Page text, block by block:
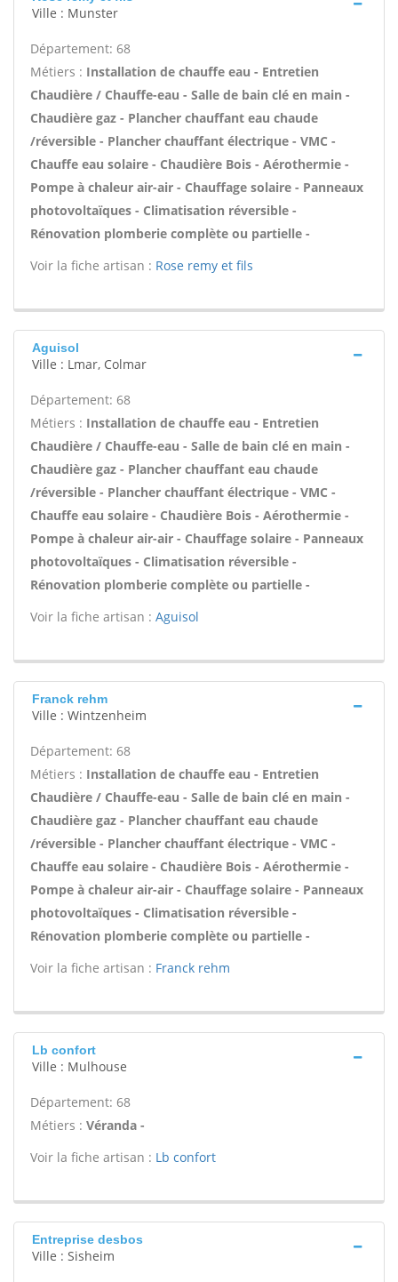
Ville : Munster
Département: 68
Métiers : Installation de chauffe eau - Entretien
Chaudière / Chauffe-eau - Salle de bain clé en main -
Chaudière gaz - Plancher chauffant eau chaude
/réversible - Plancher chauffant électrique - VMC -
Chauffe eau solaire - Chaudière Bois - Aérothermie -
Pompe à chaleur air-air - Chauffage solaire - Panneaux
photovoltaïques - Climatisation réversible -
Rénovation plomberie complète ou partielle -
Voir la fiche artisan : Rose remy et fils
Aguisol
Ville : Lmar, Colmar
Département: 68
Métiers : Installation de chauffe eau - Entretien
Chaudière / Chauffe-eau - Salle de bain clé en main -
Chaudière gaz - Plancher chauffant eau chaude
/réversible - Plancher chauffant électrique - VMC -
Chauffe eau solaire - Chaudière Bois - Aérothermie -
Pompe à chaleur air-air - Chauffage solaire - Panneaux
photovoltaïques - Climatisation réversible -
Rénovation plomberie complète ou partielle -
Voir la fiche artisan : Aguisol
Franck rehm
Ville : Wintzenheim
Département: 68
Métiers : Installation de chauffe eau - Entretien
Chaudière / Chauffe-eau - Salle de bain clé en main -
Chaudière gaz - Plancher chauffant eau chaude
/réversible - Plancher chauffant électrique - VMC -
Chauffe eau solaire - Chaudière Bois - Aérothermie -
Pompe à chaleur air-air - Chauffage solaire - Panneaux
photovoltaïques - Climatisation réversible -
Rénovation plomberie complète ou partielle -
Voir la fiche artisan : Franck rehm
Lb confort
Ville : Mulhouse
Département: 68
Métiers : Véranda -
Voir la fiche artisan : Lb confort
Entreprise desbos
Ville : Sisheim